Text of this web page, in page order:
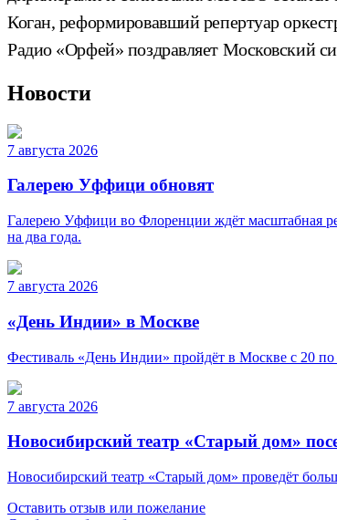
Коган, реформировавший репертуар
Радио «Орфей» поздравляет Московский
Новости
7 августа 2026
Галерею Уффици обновят
Галерею Уффици во Флоренции ждёт масштабная
на два года.
7 августа 2026
«День Индии» в Москве
Фестиваль «День Индии» пройдёт в Москве с 20 по
7 августа 2026
Новосибирский театр «Старый дом»
Новосибирский театр «Старый дом» проведёт
Оставить отзыв или пожелание